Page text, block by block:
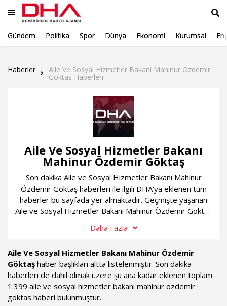
Gündem Politika Spor Dünya Ekonomi Kurumsal
Haberler Aile Ve Sosyal Hizmetler Bakani Mahinur Ozdemir
Goktas Haberleri
Aile Ve Sosyal Hizmetler Bakanı
Mahinur Özdemir Göktaş
Son dakika Aile ve Sosyal Hizmetler Bakanı Mahinur
Özdemir Göktaş haberleri ile ilgili DHA'ya eklenen tüm
haberler bu sayfada yer almaktadır. Geçmişte yaşanan
Aile ve Sosyal Hizmetler Bakanı Mahinur Özdemir Göktaş
daha fazlası sürekli güncel olan Aile ve Sosyal Hizmetler
Daha Fazla
Aile Ve Sosyal Hizmetler Bakanı Mahinur Özdemir
Göktaş haber başlıkları altta listelenmiştir. Son dakika
haberleri de dahil olmak üzere şu ana kadar eklenen toplam
1.399 aile ve sosyal hizmetler bakani mahinur ozdemir
goktas haberi bulunmuştur.